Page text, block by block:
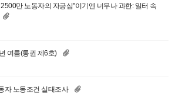
만 노동자의 자긍심"이기엔 너무나 과한: 일터 속
여름(통권 제6호)
자 노동조건 실태조사